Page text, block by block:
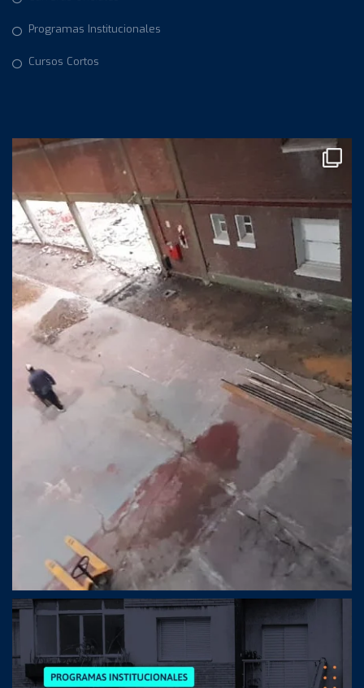
Programas Institucionales
Cursos Cortos